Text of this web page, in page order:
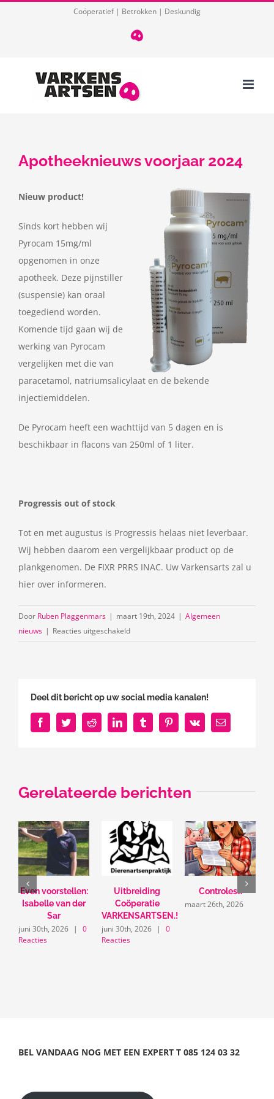
Coöperatief | Betrokken | Deskundig
T
085
Apotheeknieuws voorjaar 2024
Nieuw product!
Sinds kort hebben wij
Pyrocam 15mg/ml
opgenomen in onze
apotheek. Deze pijnstiller
(suspensie) kan oraal
toegediend worden.
Komende tijd gaan wij de
werking van Pyrocam
vergelijken met die van
paracetamol, natriumsalicylaat en de bekende
injectiemiddelen.
De Pyrocam heeft een wachttijd van 5 dagen en is
beschikbaar in flacons van 250ml of 1 liter.
Progressis out of stock
Tot en met augustus is Progressis helaas niet leverbaar.
Wij hebben daarom een vergelijkbaar product op de
plankgenomen. De FIXR PRRS INAC. Uw Varkensarts zal u
hier over informeren.
Door Ruben Plaggenmars | maart 19th, 2024 | Algemeen
nieuws | Reacties uitgeschakeldvoor
Deel dit bericht op uw social media kanalen!
FacebookTwitterRedditLinkedInTumblr PinterestVk
E-
mail
Gerelateerde berichten
Even voorstellen:
Isabelle van der
Sar
juni 30th, 2026 |
0
Reacties
Uitbreiding
Coöperatie
VARKENSARTSEN.!
juni 30th, 2026 |
0
Reacties
Controles…
maart 26th, 2026
BEL VANDAAG NOG MET EEN EXPERT T 085 124 03 32